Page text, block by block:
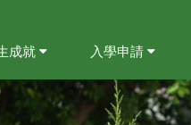
成就 入學申請